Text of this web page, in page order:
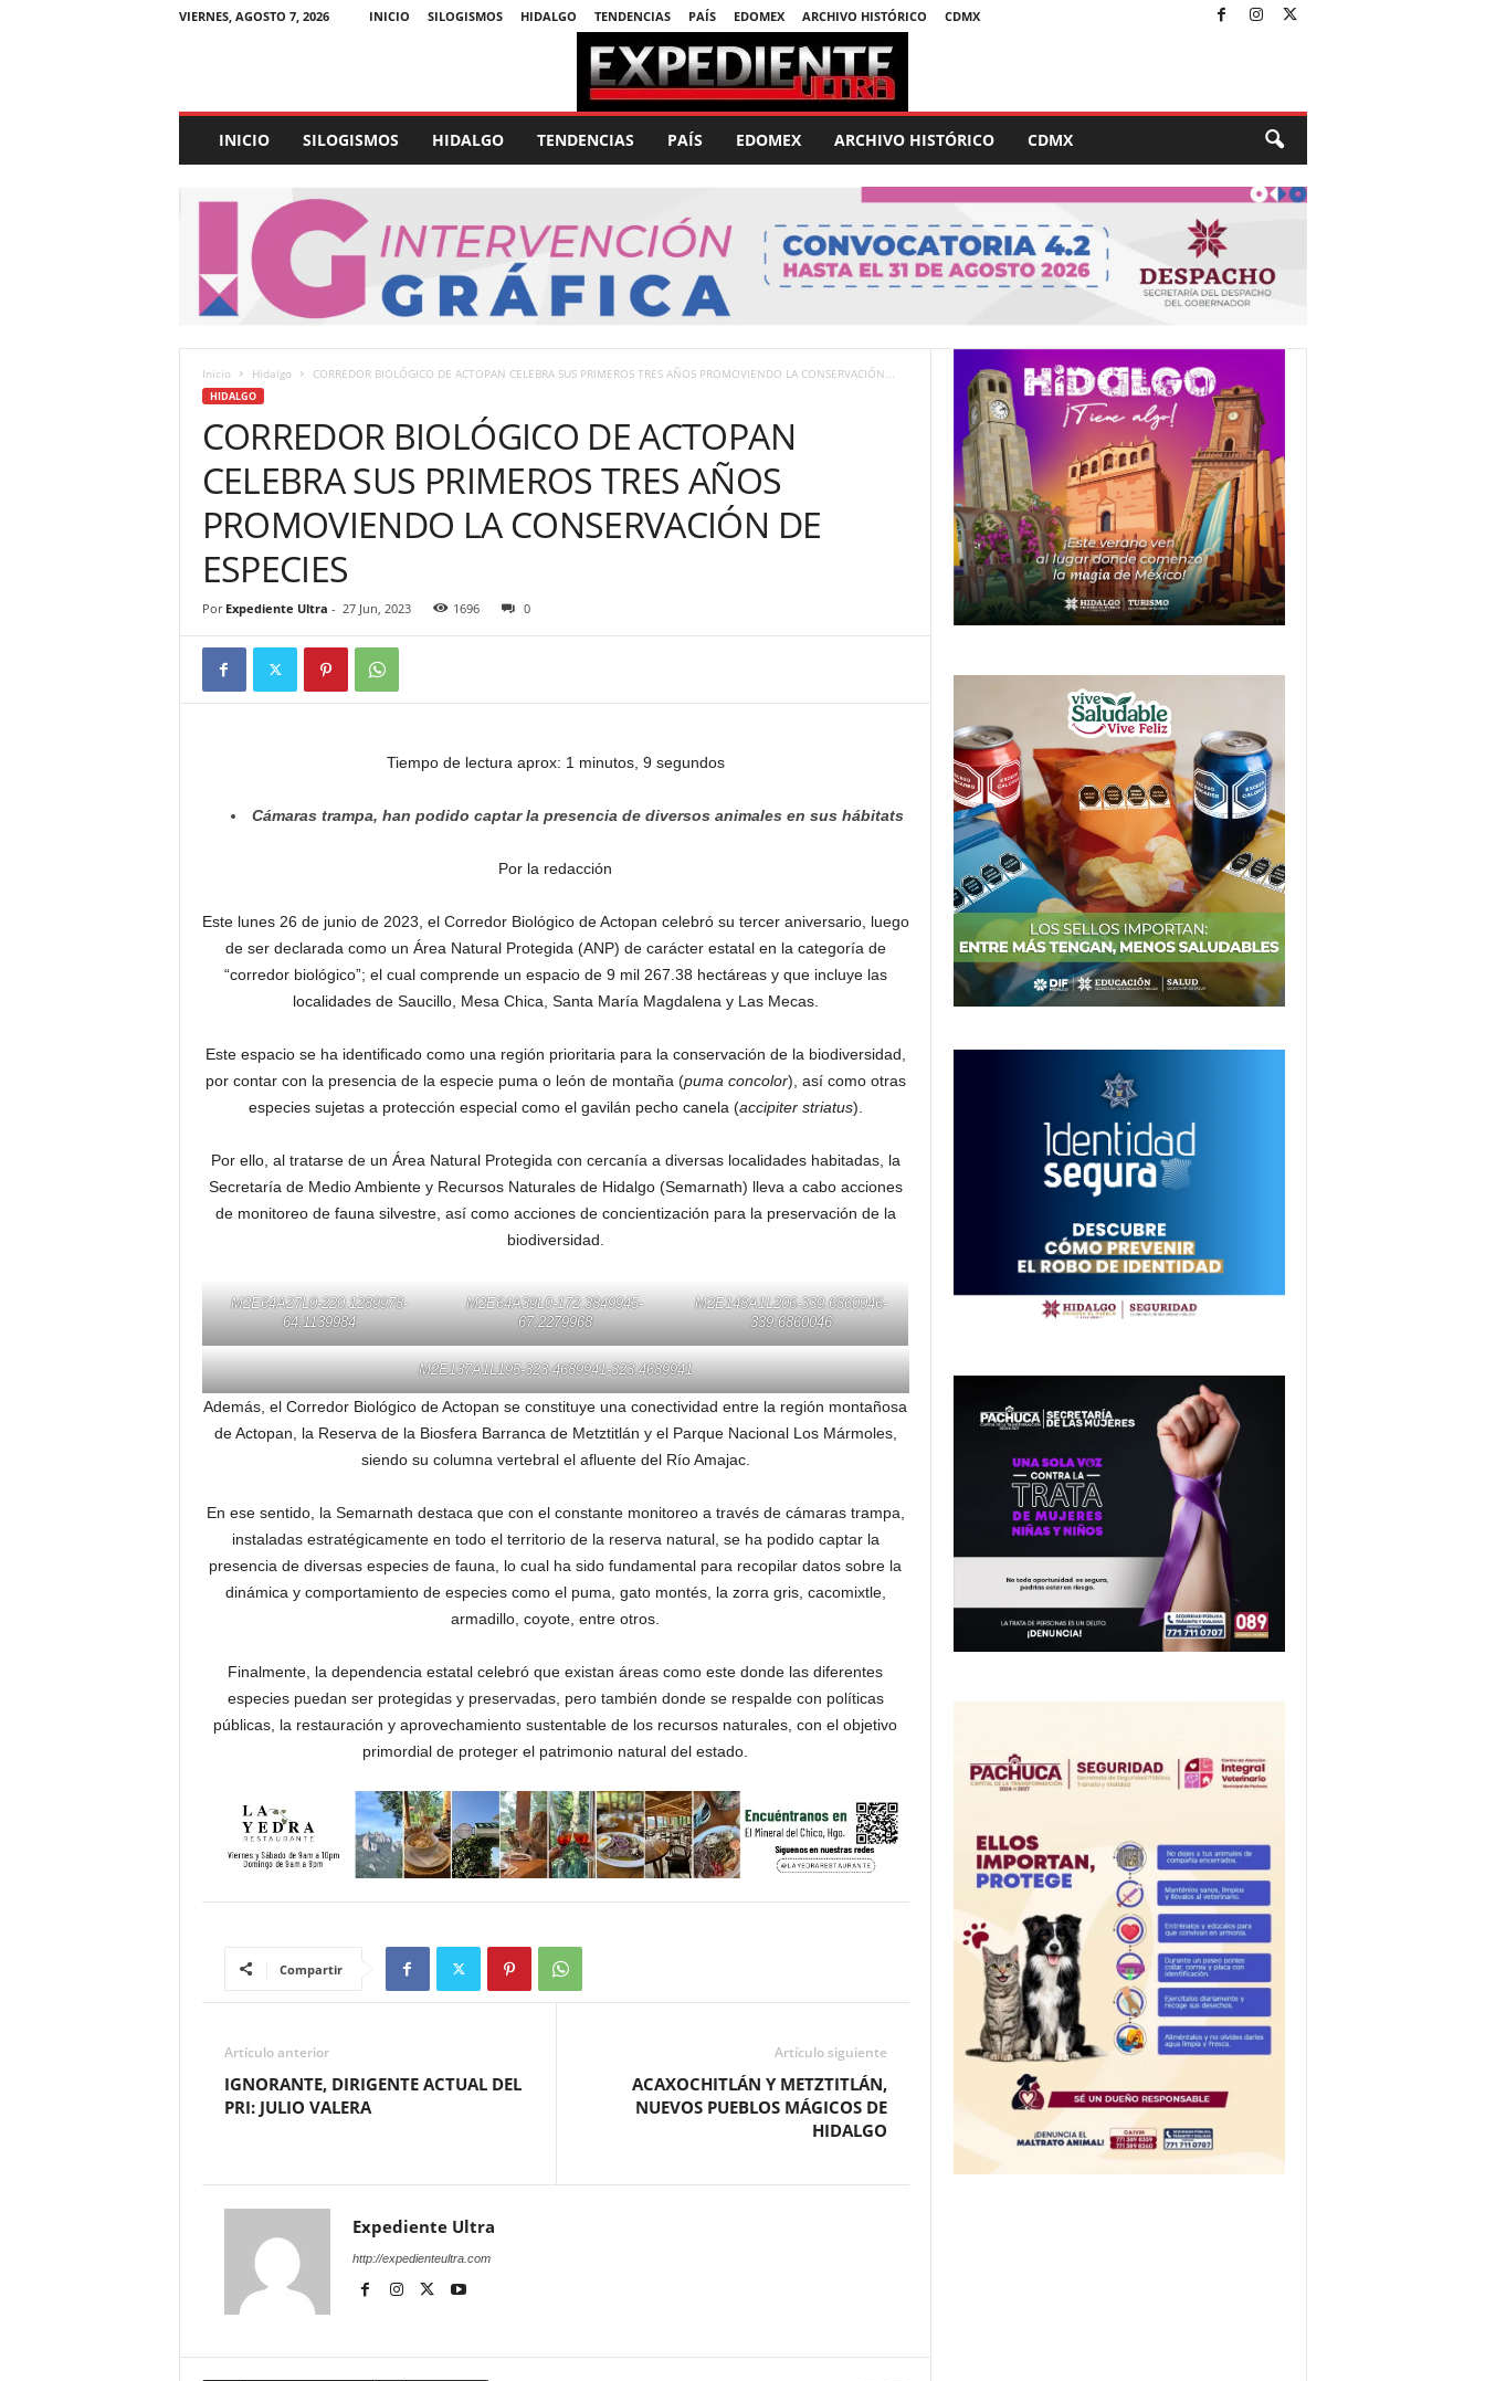
VIERNES, AGOSTO 7, 2026 INICIO SILOGISMOS HIDALGO TENDENCIAS PAÍS EDOMEX ARCHIVO HISTÓRICO CDMX
p
e
U
INICIO SILOGISMOS HIDALGO TENDENCIAS PAÍS EDOMEX ARCHIVO HISTÓRICO CDMX
Inicio Hidalgo CORREDOR BIOLÓGICO DE ACTOPAN CELEBRA SUS PRIMEROS TRES AÑOS PROMOVIENDO LA CONSERVACIÓN...
HIDALGO
CORREDOR BIOLÓGICO DE ACTOPAN
CELEBRA SUS PRIMEROS TRES AÑOS
PROMOVIENDO LA CONSERVACIÓN DE
ESPECIES
Por Expediente Ultra - 27 Jun, 2023 1696 0
Tiempo de lectura aprox: 1 minutos, 9 segundos
Cámaras trampa, han podido captar la presencia de diversos animales en sus hábitats
Por la redacción
Este lunes 26 de junio de 2023, el Corredor Biológico de Actopan celebró su tercer aniversario, luego
de ser declarada como un Área Natural Protegida (ANP) de carácter estatal en la categoría de
“corredor biológico”; el cual comprende un espacio de 9 mil 267.38 hectáreas y que incluye las
localidades de Saucillo, Mesa Chica, Santa María Magdalena y Las Mecas.
Este espacio se ha identificado como una región prioritaria para la conservación de la biodiversidad,
por contar con la presencia de la especie puma o león de montaña (puma concolor), así como otras
especies sujetas a protección especial como el gavilán pecho canela (accipiter striatus).
Por ello, al tratarse de un Área Natural Protegida con cercanía a diversas localidades habitadas, la
Secretaría de Medio Ambiente y Recursos Naturales de Hidalgo (Semarnath) lleva a cabo acciones
de monitoreo de fauna silvestre, así como acciones de concientización para la preservación de la
biodiversidad.
M2E64A27L0-220.1289978-
64.1139984
M2E64A39L0-172.3849945-
67.2279968
M2E148A1L206-339.6860046-
339.6860046
M2E137A1L195-323.4689941-323.4689941
Además, el Corredor Biológico de Actopan se constituye una conectividad entre la región montañosa
de Actopan, la Reserva de la Biosfera Barranca de Metztitlán y el Parque Nacional Los Mármoles,
siendo su columna vertebral el afluente del Río Amajac.
En ese sentido, la Semarnath destaca que con el constante monitoreo a través de cámaras trampa,
instaladas estratégicamente en todo el territorio de la reserva natural, se ha podido captar la
presencia de diversas especies de fauna, lo cual ha sido fundamental para recopilar datos sobre la
dinámica y comportamiento de especies como el puma, gato montés, la zorra gris, cacomixtle,
armadillo, coyote, entre otros.
Finalmente, la dependencia estatal celebró que existan áreas como este donde las diferentes
especies puedan ser protegidas y preservadas, pero también donde se respalde con políticas
públicas, la restauración y aprovechamiento sustentable de los recursos naturales, con el objetivo
primordial de proteger el patrimonio natural del estado.
Compartir
Artículo anterior
IGNORANTE, DIRIGENTE ACTUAL DEL
PRI: JULIO VALERA
Artículo siguiente
ACAXOCHITLÁN Y METZTITLÁN,
NUEVOS PUEBLOS MÁGICOS DE
HIDALGO
Expediente Ultra
http://expedienteultra.com